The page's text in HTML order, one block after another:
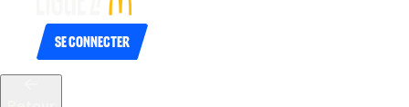
Se connecter